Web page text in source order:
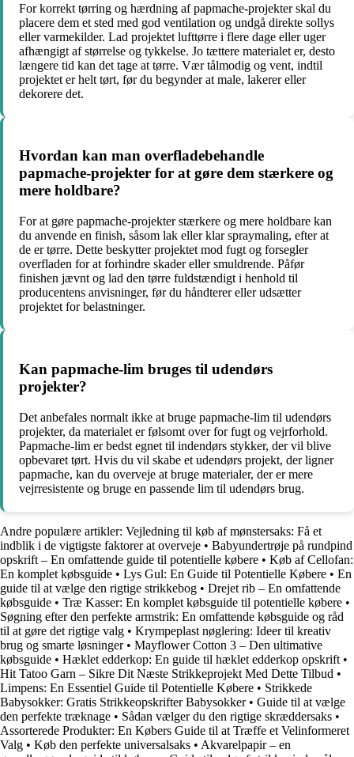
For korrekt tørring og hærdning af papmache-projekter skal du
placere dem et sted med god ventilation og undgå direkte sollys
eller varmekilder. Lad projektet lufttørre i flere dage eller uger
afhængigt af størrelse og tykkelse. Jo tættere materialet er, desto
længere tid kan det tage at tørre. Vær tålmodig og vent, indtil
projektet er helt tørt, før du begynder at male, lakerer eller
dekorere det.
Hvordan kan man overfladebehandle
papmache-projekter for at gøre dem stærkere og
mere holdbare?
For at gøre papmache-projekter stærkere og mere holdbare kan
du anvende en finish, såsom lak eller klar spraymaling, efter at
de er tørre. Dette beskytter projektet mod fugt og forsegler
overfladen for at forhindre skader eller smuldrende. Påfør
finishen jævnt og lad den tørre fuldstændigt i henhold til
producentens anvisninger, før du håndterer eller udsætter
projektet for belastninger.
Kan papmache-lim bruges til udendørs
projekter?
Det anbefales normalt ikke at bruge papmache-lim til udendørs
projekter, da materialet er følsomt over for fugt og vejrforhold.
Papmache-lim er bedst egnet til indendørs stykker, der vil blive
opbevaret tørt. Hvis du vil skabe et udendørs projekt, der ligner
papmache, kan du overveje at bruge materialer, der er mere
vejrresistente og bruge en passende lim til udendørs brug.
Andre populære artikler: Vejledning til køb af mønstersaks: Få et
indblik i de vigtigste faktorer at overveje • Babyundertrøje på rundpind
opskrift – En omfattende guide til potentielle købere • Køb af Cellofan:
En komplet købsguide • Lys Gul: En Guide til Potentielle Købere • En
guide til at vælge den rigtige strikkebog • Drejet rib – En omfattende
købsguide • Træ Kasser: En komplet købsguide til potentielle købere •
Søgning efter den perfekte armstrik: En omfattende købsguide og råd
til at gøre det rigtige valg • Krympeplast nøglering: Ideer til kreativ
brug og smarte løsninger• Mayflower Cotton 3 – Den ultimative
købsguide • Hæklet edderkop: En guide til hæklet edderkop opskrift •
Hit Tatoo Garn – Sikre Dit Næste Strikkeprojekt Med Dette Tilbud •
Limpens: En Essentiel Guide til Potentielle Købere • Strikkede
Babysokker: Gratis Strikkeopskrifter Babysokker• Guide til at vælge
den perfekte træknage • Sådan vælger du den rigtige skræddersaks •
Assorterede Produkter: En Købers Guide til at Træffe et Velinformeret
Valg • Køb den perfekte universalsaks • Akvarelpapir – en